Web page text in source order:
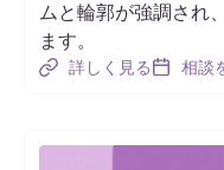
ムと輪郭が強調され
ます。
詳しく見る 相談